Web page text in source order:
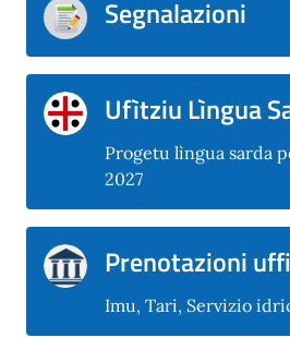
Segnalazioni
Ufìtziu Lìngua
Progetu lìngua sarda
2027
Prenotazioni
Imu, Tari, Servizio